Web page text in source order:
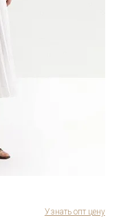
Узнать опт цену